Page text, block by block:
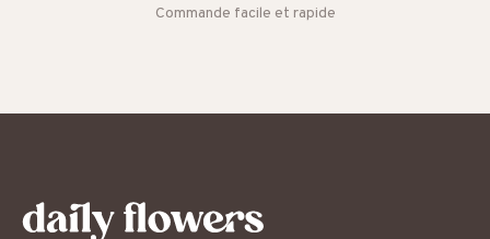
Commande facile et rapide